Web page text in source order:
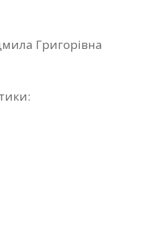
Григорівна